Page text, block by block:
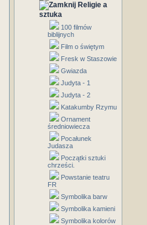
Religie a
sztuka
100 filmów
biblijnych
Film o świętym
Fresk w Staszowie
Gwiazda
Judyta - 1
Judyta - 2
Katakumby Rzymu
Ornament
średniowiecza
Pocałunek
Judasza
Początki sztuki
chrześci.
Powstanie teatru
FR
Symbolika barw
Symbolika kamieni
Symbolika kolorów